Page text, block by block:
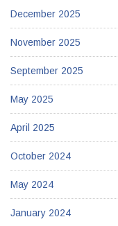
December 2025
November 2025
September 2025
May 2025
April 2025
October 2024
May 2024
January 2024